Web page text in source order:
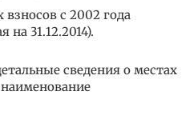
с 2002 года
на 31.12.2014).
сведения о местах